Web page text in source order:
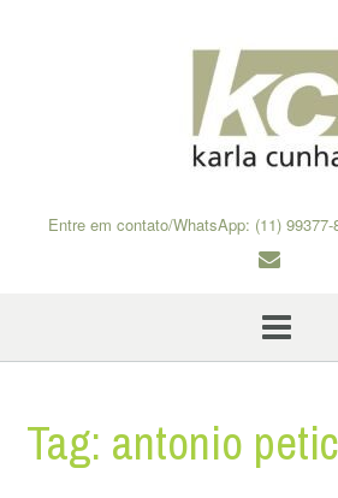
Entre em contato/WhatsApp: (11) 99377-
Tag: antonio